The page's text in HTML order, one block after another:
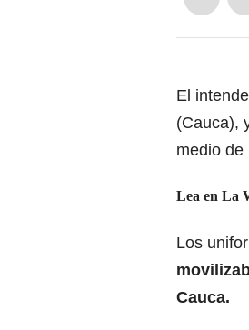
El
(Cauca),
medio de
Lea en La
Los
Cauca.